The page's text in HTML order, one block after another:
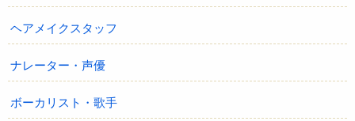
ヘアメイクスタッフ
ナレーター・声優
ボーカリスト・歌手